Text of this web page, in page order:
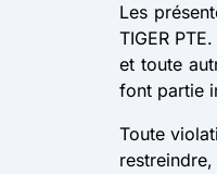
Les
TIGER
et toute
font partie
Toute